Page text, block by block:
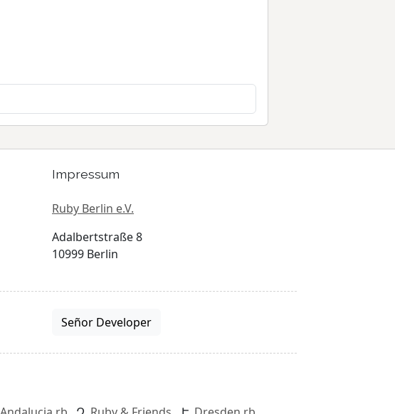
Impressum
Ruby Berlin e.V.
Adalbertstraße 8
10999 Berlin
Señor Developer